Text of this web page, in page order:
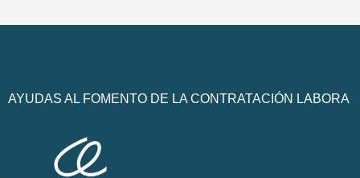
AYUDAS AL FOMENTO DE LA CONTRATACIÓN LABORA